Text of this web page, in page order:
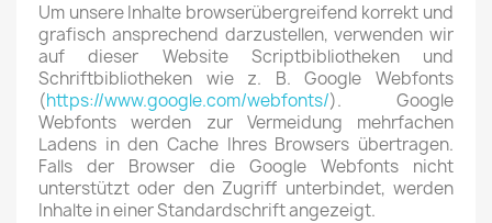
Um unsere Inhalte browserübergreifend korrekt und
grafisch ansprechend darzustellen, verwenden wir
auf dieser Website Scriptbibliotheken und
Schriftbibliotheken wie z. B. Google Webfonts
(https://www.google.com/webfonts/). Google
Webfonts werden zur Vermeidung mehrfachen
Ladens in den Cache Ihres Browsers übertragen.
Falls der Browser die Google Webfonts nicht
unterstützt oder den Zugriff unterbindet, werden
Inhalte in einer Standardschrift angezeigt.